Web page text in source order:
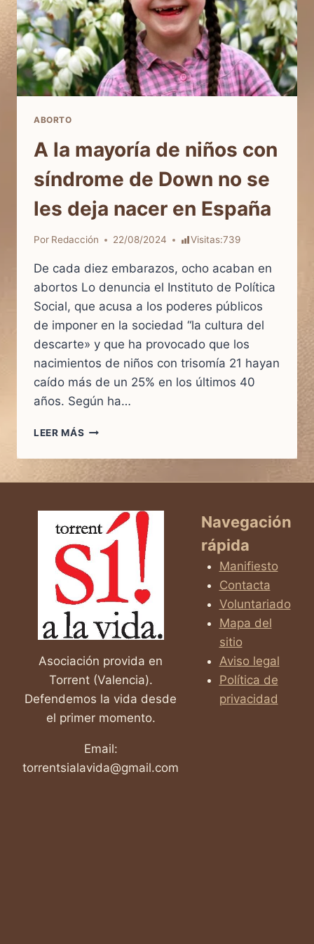
ABORTO
A la mayoría de niños con
síndrome de Down no se
les deja nacer en España
Por Redacción 22/08/2024 Visitas:739
De cada diez embarazos, ocho acaban en
abortos Lo denuncia el Instituto de Política
Social, que acusa a los poderes públicos
de imponer en la sociedad “la cultura del
descarte» y que ha provocado que los
nacimientos de niños con trisomía 21 hayan
caído más de un 25% en los últimos 40
años. Según ha…
LEER MÁS
MAYORÍA
DE
SÍNDROME
DE
DOWN
NO
SE
LES
DEJA
NACER
EN
Asociación provida en
Torrent (Valencia).
Defendemos la vida desde
el primer momento.
Email:
torrentsialavida@gmail.com
Navegación
rápida
Manifiesto
Contacta
Voluntariado
Mapa del
sitio
Aviso legal
Política de
privacidad